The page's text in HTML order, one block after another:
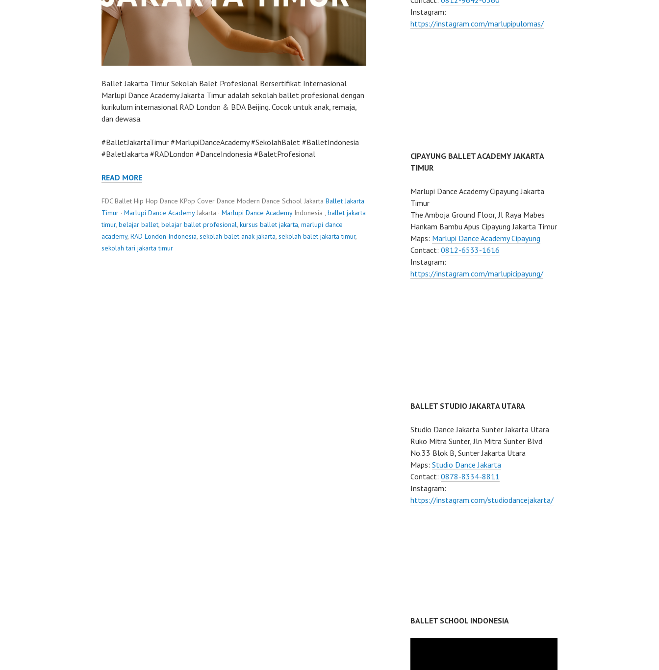
Ballet Jakarta Timur Sekolah Balet Profesional Bersertifikat Internasional
Marlupi Dance Academy Jakarta Timur adalah sekolah ballet profesional dengan
kurikulum internasional RAD London & BDA Beijing. Cocok untuk anak, remaja,
dan dewasa.
#BalletJakartaTimur #MarlupiDanceAcademy #SekolahBalet #BalletIndonesia
#BaletJakarta #RADLondon #DanceIndonesia #BaletProfesional
READ MORE
FDC Ballet Hip Hop Dance KPop Cover Dance Modern Dance School Jakarta Ballet Jakarta
Timur · Marlupi Dance AcademyJakarta · Marlupi Dance AcademyIndonesia , ballet jakarta
timur, belajar ballet, belajar ballet profesional, kursus ballet jakarta, marlupi dance
academy, RAD London Indonesia, sekolah balet anak jakarta, sekolah balet jakarta timur,
sekolah tari jakarta timur
Instagram:
https://instagram.com/marlupipulomas/
CIPAYUNG BALLET ACADEMY JAKARTA
TIMUR
Marlupi Dance Academy Cipayung Jakarta
Timur
The Amboja Ground Floor, Jl Raya Mabes
Hankam Bambu Apus Cipayung Jakarta Timur
Maps: Marlupi Dance Academy Cipayung
Contact: 0812-6533-1616
Instagram:
https://instagram.com/marlupicipayung/
BALLET STUDIO JAKARTA UTARA
Studio Dance Jakarta Sunter Jakarta Utara
Ruko Mitra Sunter, Jln Mitra Sunter Blvd
No.33 Blok B, Sunter Jakarta Utara
Maps: Studio Dance Jakarta
Contact: 0878-8334-8811
Instagram:
https://instagram.com/studiodancejakarta/
BALLET SCHOOL INDONESIA